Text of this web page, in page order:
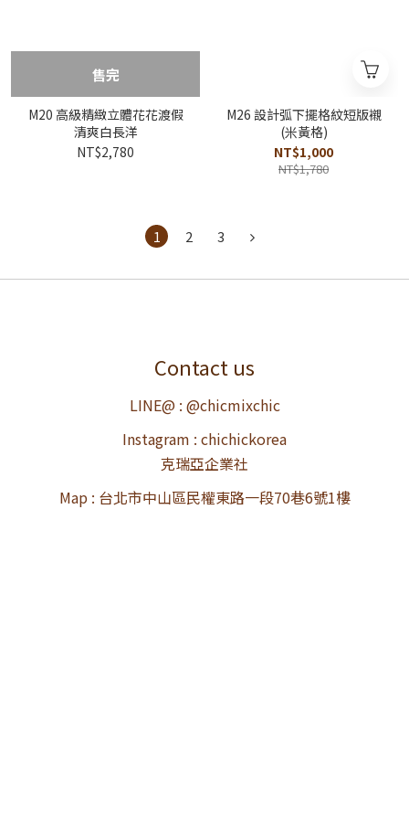
售完
M20 高級精緻立體花花渡假
清爽白長洋
NT$2,780
M26 設計弧下擺格紋短版襯
(米黃格)
NT$1,000
NT$1,780
1 2 3
Contact us
LINE@ : @chicmixchic
Instagram : chichickorea
克瑞亞企業社
Map : 台北市中山區民權東路一段70巷6號1樓